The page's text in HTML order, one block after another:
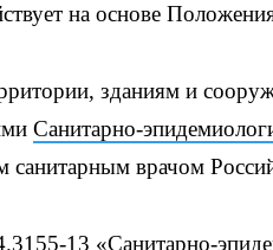
на основе
зданиям и
Санитарно-
санитарным врачом
13 «Санитарно-